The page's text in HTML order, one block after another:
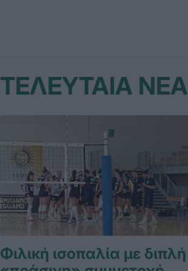
ΤΕΛΕΥΤΑΙΑ ΝΕΑ
Φιλική ισοπαλία με διπλή